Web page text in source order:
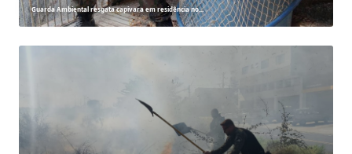
Guarda Ambiental resgata capivara em residência no...